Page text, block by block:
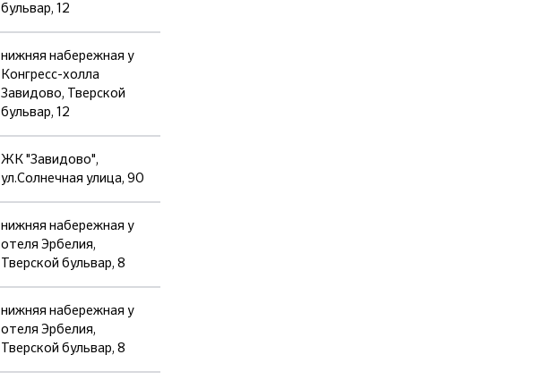
бульвар, 12
нижняя набережная у
Конгресс-холла
Завидово, Тверской
бульвар, 12
ЖК "Завидово",
ул.Солнечная улица, 90
нижняя набережная у
отеля Эрбелия,
Тверской бульвар, 8
нижняя набережная у
отеля Эрбелия,
Тверской бульвар, 8